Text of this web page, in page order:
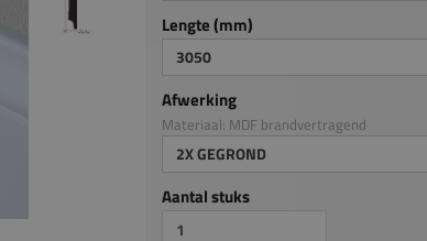
Lengte (mm)
3050
Afwerking
Materiaal: MDF brandvertragend
2X GEGROND
Aantal stuks